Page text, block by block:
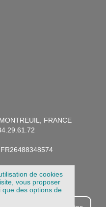
de cookies
vous proposer
des options de
FRANCE